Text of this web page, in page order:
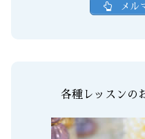
メル
各種レッスンの